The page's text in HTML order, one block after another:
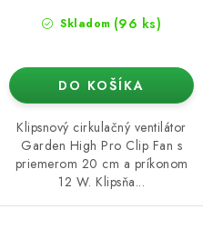
Skladom (96 ks)
DO KOŠÍKA
Klipsnový cirkulačný ventilátor
Garden High Pro Clip Fan s
priemerom 20 cm a príkonom
12 W. Klipsňa...